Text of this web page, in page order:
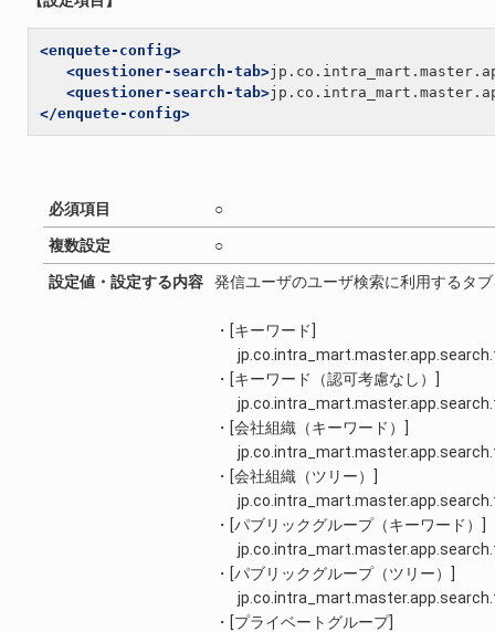
<enquete-config>
<questioner-search-tab>
<questioner-search-tab>
</enquete-config>
必須項目 ○
複数設定 ○
設定値・設定する内容 発信ユーザのユーザ検索に利用するタ
・[キーワード]
・[キーワード（認可考慮なし）]
・[会社組織（キーワード）]
・[会社組織（ツリー）]
・[パブリックグループ（キーワード）]
・[パブリックグループ（ツリー）]
・[プライベートグループ]